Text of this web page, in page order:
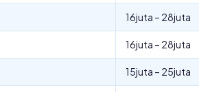
16juta – 28juta
16juta – 28juta
15juta – 25juta